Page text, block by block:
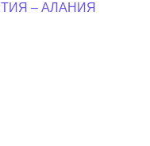
– АЛАНИЯ